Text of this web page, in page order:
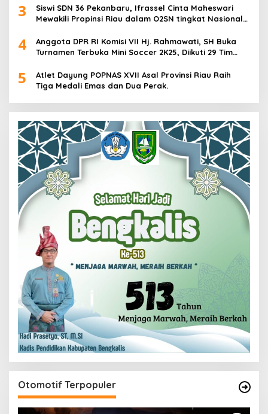
3
Siswi SDN 36 Pekanbaru, Ifrassel Cinta Maheswari
Mewakili Propinsi Riau dalam O2SN tingkat Nasional
4
Anggota DPR RI Komisi VII Hj. Rahmawati, SH Buka
Turnamen Terbuka Mini Soccer 2K25, Diikuti 29 Tim
5
Atlet Dayung POPNAS XVII Asal Provinsi Riau Raih
Tiga Medali Emas dan Dua Perak.
Otomotif Terpopuler